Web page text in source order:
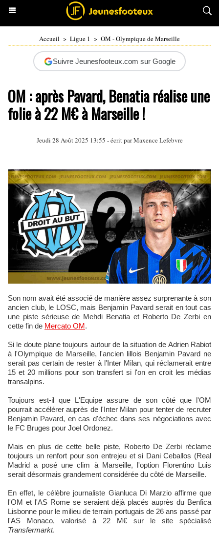
Accueil > Ligue 1 > OM - Olympique de Marseille
Suivre Jeunesfooteux.com sur Google
OM : après Pavard, Benatia réalise une
folie à 22 M€ à Marseille !
Jeudi 28 Août 2025 13:55 - écrit par Maxence Lefebvre
Son nom avait été associé de manière assez surprenante à son
ancien club, le LOSC, mais Benjamin Pavard serait en tout cas
une piste sérieuse de Mehdi Benatia et Roberto De Zerbi en
cette fin de Mercato OM.
Si le doute plane toujours autour de la situation de Adrien Rabiot
à l'Olympique de Marseille, l'ancien lillois Benjamin Pavard ne
serait pas certain de rester à l'Inter Milan, qui réclamerait entre
15 et 20 millions pour son transfert si l'on en croit les médias
transalpins.
Toujours est-il que L'Equipe assure de son côté que l'OM
pourrait accélérer auprès de l'Inter Milan pour tenter de recruter
Benjamin Pavard, en cas d'échec dans ses négociations avec
le FC Bruges pour Joel Ordonez.
Mais en plus de cette belle piste, Roberto De Zerbi réclame
toujours un renfort pour son entrejeu et si Dani Ceballos (Real
Madrid a posé une clim à Marseille, l'option Florentino Luis
serait désormais grandement considérée du côté de Marseille.
En effet, le célèbre journaliste Gianluca Di Marzio affirme que
l'OM et l'AS Rome se seraient déjà placés auprès du Benfica
Lisbonne pour le milieu de terrain portugais de 26 ans passé par
l'AS Monaco, valorisé à 22 M€ sur le site spécialisé
Transfermarkt.